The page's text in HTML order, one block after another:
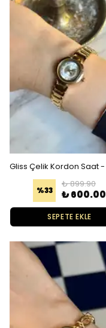
%33
₺ 899.90
₺ 600.00
SEPETE EKLE